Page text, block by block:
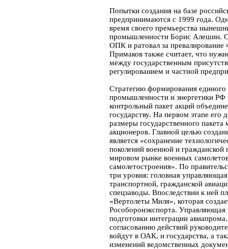
Попытки создания на базе
предпринимаются с 1999 года.
время своего премьерства
промышленности Борис Алешин.
ОПК и ратовал за превалирование
Примаков также считает, что
между государственным
регулированием и частной
Стратегию формирования
промышленности и энергетики
контрольный пакет акций
государству. На первом этапе его
размеры государственного
акционеров. Главной целью
является «сохранение
поколений военной и
мировом рынке военных
самолетостроения». По
три уровня: головная
транспортной, гражданской
спецзаводы. Впоследствии к ней
«Вертолеты Миля», которая
Рособоронэкспорта. Управляющая
подготовки интеграции
согласованию действий
войдут в ОАК, и государства, а
изменений ведомственных